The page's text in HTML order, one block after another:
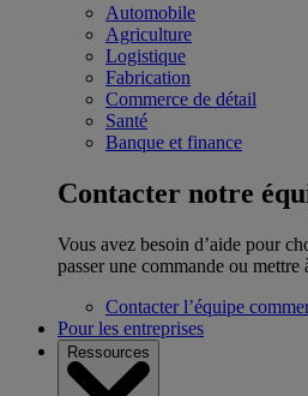
Automobile
Agriculture
Logistique
Fabrication
Commerce de détail
Santé
Banque et finance
Contacter notre
Vous avez besoin d’aide pour
passer une commande ou
Contacter l’équipe
Pour les entreprises
Ressources